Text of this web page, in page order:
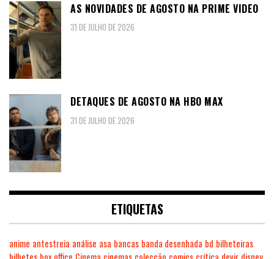
AS NOVIDADES DE AGOSTO NA PRIME VIDEO
31 DE JULHO DE 2026
DETAQUES DE AGOSTO NA HBO MAX
31 DE JULHO DE 2026
ETIQUETAS
anime antestreia análise asa bancas banda desenhada bd bilheteiras